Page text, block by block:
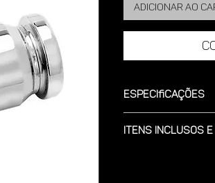
Adicionar ao
Especificações
Modelo: Aço Inox,
Itens Inclusos e